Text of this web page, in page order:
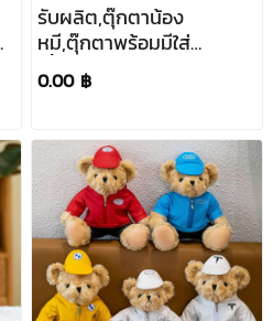
รับผลิต,ตุ๊กตาน้อง
หมี,ตุ๊กตาพร้อมมีใส่
เสื้อ,ตุ๊กตาหมีสกรีน
โลโก้,ตุ๊กตาหมีของ
หมี,ของขวัญ,ของ
แจก,30cm,ราคาถูก
0.00 ฿